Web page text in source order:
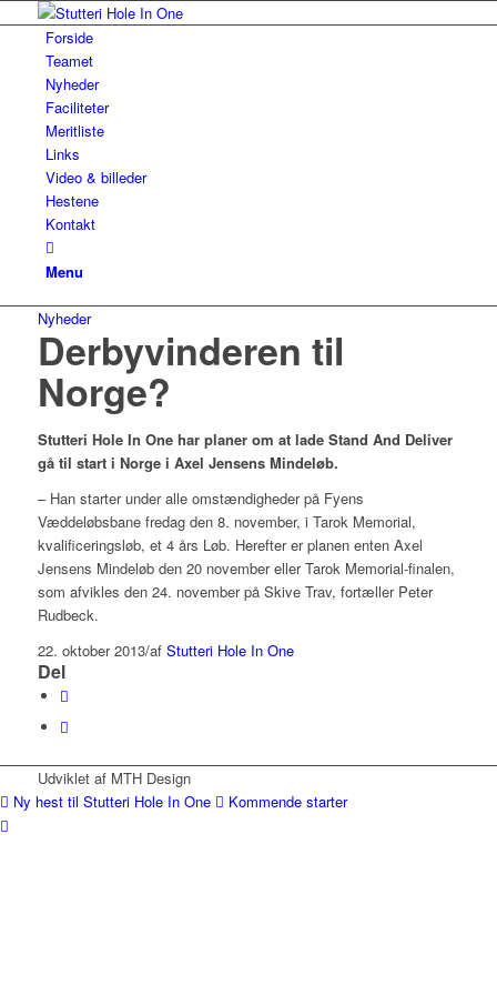
Forside
Teamet
Nyheder
Faciliteter
Meritliste
Links
Video & billeder
Hestene
Kontakt
Menu
Nyheder
Derbyvinderen til
Norge?
Stutteri Hole In One har planer om at lade Stand And Deliver
gå til start i Norge i Axel Jensens Mindeløb.
– Han starter under alle omstændigheder på Fyens
Væddeløbsbane fredag den 8. november, i Tarok Memorial,
kvalificeringsløb, et 4 års Løb. Herefter er planen enten Axel
Jensens Mindeløb den 20 november eller Tarok Memorial-finalen,
som afvikles den 24. november på Skive Trav, fortæller Peter
Rudbeck.
22. oktober 2013/af Stutteri Hole In One
Del
Udviklet af MTH Design
Ny hest til Stutteri Hole In One
Kommende starter